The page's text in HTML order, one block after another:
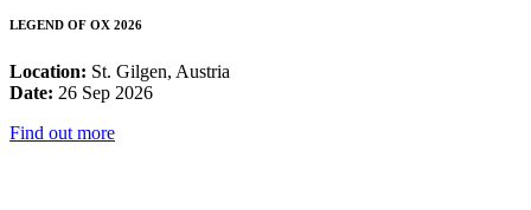
LEGEND OF OX 2026
Location: St. Gilgen, Austria
Date: 26 Sep 2026
Find out more